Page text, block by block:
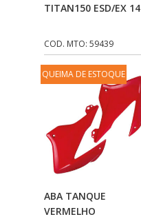
TITAN150 ESD/EX 14
COD. MTO: 59439
Adicionar Ao
Carrinho
QUEIMA DE ESTOQUE
ABA TANQUE
VERMELHO